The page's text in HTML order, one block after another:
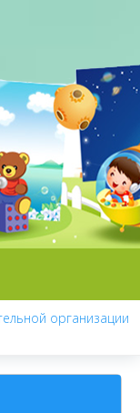
организации